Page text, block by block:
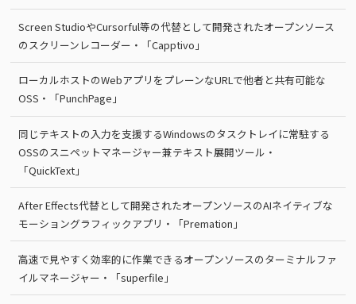
Screen StudioやCursorful等の代替として開発されたオープンソース
のスクリーンレコーダー・「Capptivo」
ローカルホストのWebアプリをプレーンなURLで他者と共有可能な
OSS・「PunchPage」
同じテキストの入力を支援するWindowsのタスクトレイに常駐する
OSSのスニペットマネージャー兼テキスト展開ツール・
「QuickText」
After Effects代替として開発されたオープンソースのAIネイティブな
モーショングラフィックアプリ・「Premation」
高速で見やすく効率的に作業できるオープンソースのターミナルファ
イルマネージャー・「superfile」